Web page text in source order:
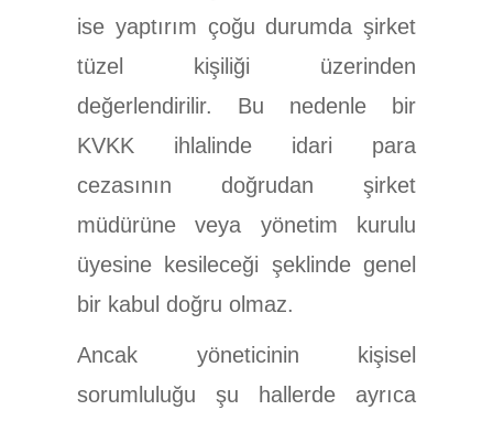
ise yaptırım çoğu durumda şirket
tüzel kişiliği üzerinden
değerlendirilir. Bu nedenle bir
KVKK ihlalinde idari para
cezasının doğrudan şirket
müdürüne veya yönetim kurulu
üyesine kesileceği şeklinde genel
bir kabul doğru olmaz.
Ancak yöneticinin kişisel
sorumluluğu şu hallerde ayrıca